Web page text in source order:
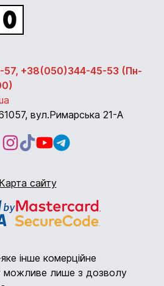
+38(050)344-45-53 (Пн-
, вул.Римарська 21-А
Instagram
Instagram
YoutubeTelegram
Карта сайту
інше комерційне
можливе лише з дозволу